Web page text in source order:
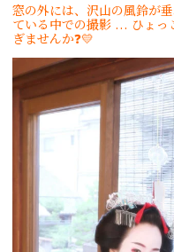
窓の外には、沢山の風鈴が
ている中での撮影 ... ひょっ
ぎませんか❓💛